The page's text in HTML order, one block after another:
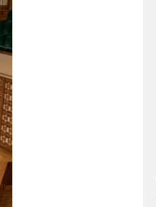
- 12/2026
展覽 – 古琴篇